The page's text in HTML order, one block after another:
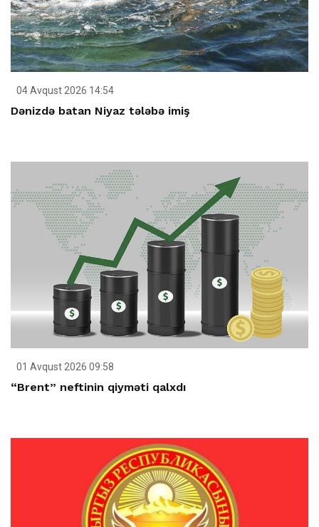
04 Avqust 2026 14:54
Dənizdə batan Niyaz tələbə imiş
01 Avqust 2026 09:58
“Brent” neftinin qiyməti qalxdı